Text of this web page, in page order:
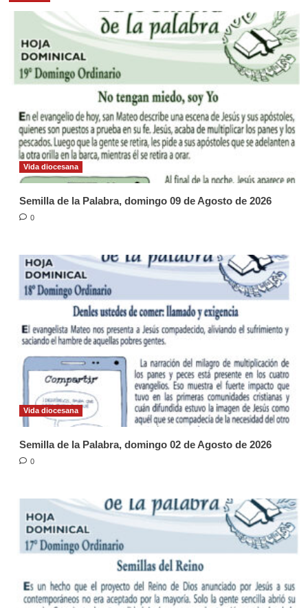
Vida diocesana
Semilla de la Palabra, domingo 09 de Agosto de 2026
0
Vida diocesana
Semilla de la Palabra, domingo 02 de Agosto de 2026
0